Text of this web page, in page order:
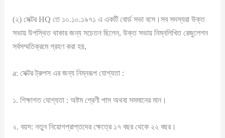
(২) সেক্টর HQ তে ১০.১০.১৯৭১ এ একটি বোর্ড সভা বসে।সব সদস্যরা উক্ত
সভায় উপস্থিত থাকার জন্য সচেতন ছিলেন, উক্ত সভায় নিম্নলিখিত রেজুলেশন
সর্বসম্মতিক্রমে গ্রহণ করা হয়,
a: সেক্টর ট্রুপস এর জন্য নিম্নরূপ যোগ্যতা :
১. শিক্ষাগত যোগ্যতা : অষ্টম শ্রেণী পাস অথবা সমমানের মান।
২. বয়স: নতুন নিয়োগপ্রাপ্তদের ক্ষেত্রে ১৭ বছর থেকে ২২ বছর।